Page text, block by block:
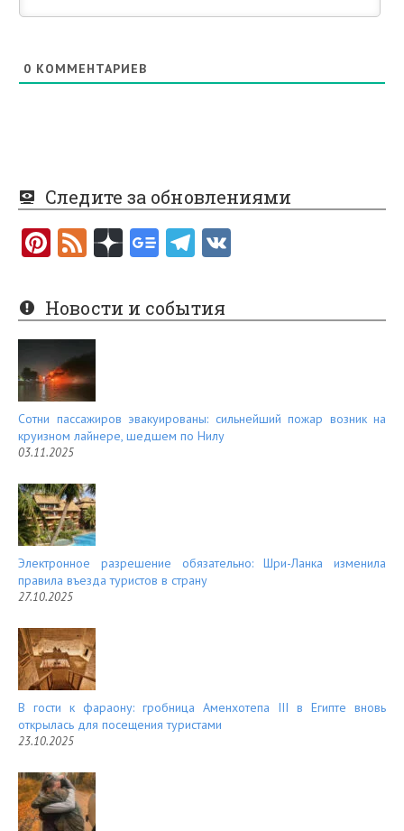
0 КОММЕНТАРИЕВ
Следите за обновлениями
Pi
er
es
t
F
e
d
Новости и события
Сотни пассажиров эвакуированы: сильнейший пожар возник на
круизном лайнере, шедшем по Нилу
03.11.2025
Электронное разрешение обязательно: Шри-Ланка изменила
правила въезда туристов в страну
27.10.2025
В гости к фараону: гробница Аменхотепа III в Египте вновь
открылась для посещения туристами
23.10.2025